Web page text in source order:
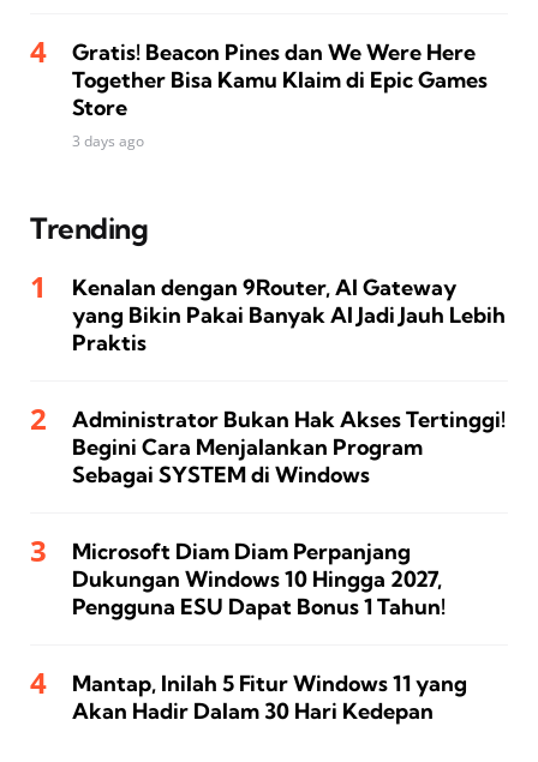
Gratis! Beacon Pines dan We Were Here
Together Bisa Kamu Klaim di Epic Games
Store
3 days ago
Trending
Kenalan dengan 9Router, AI Gateway
yang Bikin Pakai Banyak AI Jadi Jauh Lebih
Praktis
Administrator Bukan Hak Akses Tertinggi!
Begini Cara Menjalankan Program
Sebagai SYSTEM di Windows
Microsoft Diam Diam Perpanjang
Dukungan Windows 10 Hingga 2027,
Pengguna ESU Dapat Bonus 1 Tahun!
Mantap, Inilah 5 Fitur Windows 11 yang
Akan Hadir Dalam 30 Hari Kedepan